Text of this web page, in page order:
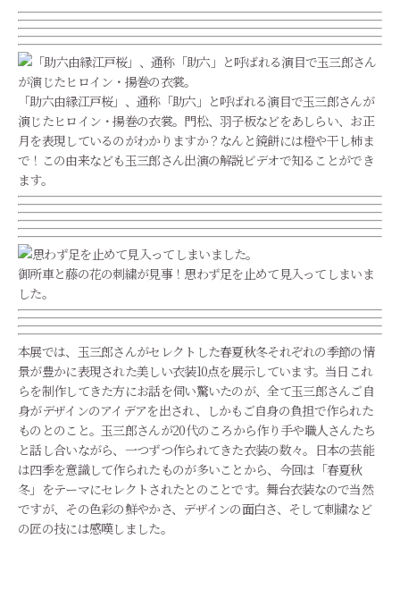
「助六由縁江戸桜」、通称「助六」と呼ばれる演目で玉三郎さんが
演じたヒロイン・揚巻の衣裳。門松、羽子板などをあしらい、お正
月を表現しているのがわかりますか？なんと鏡餅には橙や干し柿ま
で！この由来なども玉三郎さん出演の解説ビデオで知ることができ
ます。
御所車と藤の花の刺繍が見事！思わず足を止めて見入ってしまいま
した。
本展では、玉三郎さんがセレクトした春夏秋冬それぞれの季節の情
景が豊かに表現された美しい衣装10点を展示しています。 当日これ
らを制作してきた方にお話を伺い驚いたのが、全て玉三郎さんご自
身がデザインのアイデアを出され、
しかもご自身の負担で作られた
ものとのこと。玉三郎さんが20代のころから作り手や職人さんたち
と話し合いながら、 一つずつ作られてきた衣装の数々。 日本の芸能
は四季を意識して作られたものが多いことから、 今回は「春夏秋
冬」をテーマにセレクトされたとのことです。舞台衣装なので当然
ですが、その色彩の鮮やかさ、 デザインの面白さ、そして刺繍など
の匠の技には感嘆しました。